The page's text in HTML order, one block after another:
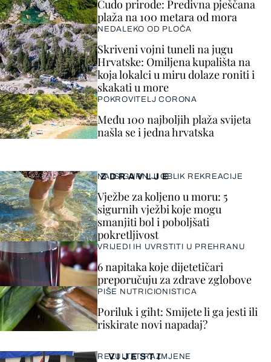
VIJESTI
REZULTAT RAZMJENE
ZDRAVLJE
NAJSIGURNIJI OBLIK REKREACIJE
Vježbe za koljeno u moru: 5
sigurnih vježbi koje mogu
smanjiti bol i poboljšati
pokretljivost
VRIJEDI IH UVRSTITI U PREHRANU
6 napitaka koje dijetetičari
preporučuju za zdrave zglobove
PIŠE NUTRICIONISTICA
Poriluk i giht: Smijete li ga jesti ili
riskirate novi napadaj?
Čudo prirode: Predivna pješčana
plaža na 100 metara od mora
NEDALEKO OD PLOČA
Skriveni vojni tuneli na jugu
Hrvatske: Omiljena kupališta na
koja lokalci u miru dolaze roniti i
skakati u more
POKROVITELJ CORONA
Među 100 najboljih plaža svijeta
našla se i jedna hrvatska